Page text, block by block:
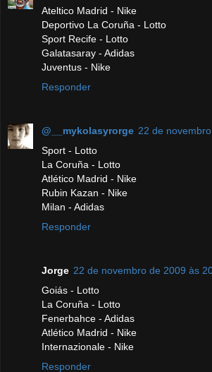
Ateltico Madrid - Nike
Deportivo La Coruña - Lotto
Sport Recife - Lotto
Galatasaray - Adidas
Juventus - Nike
Responder
@__mykolasyrorge 22 de
Sport - Lotto
La Coruña - Lotto
Atlético Madrid - Nike
Rubin Kazan - Nike
Milan - Adidas
Responder
Jorge 22 de novembro de 2009 às
Goiás - Lotto
La Coruña - Lotto
Fenerbahce - Adidas
Atlético Madrid - Nike
Internazionale - Nike
Responder